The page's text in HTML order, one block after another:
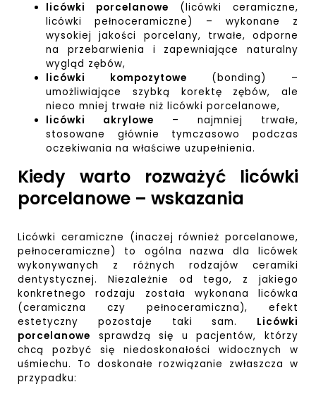
licówki porcelanowe (licówki ceramiczne,
licówki pełnoceramiczne) – wykonane z
wysokiej jakości porcelany, trwałe, odporne
na przebarwienia i zapewniające naturalny
wygląd zębów,
licówki kompozytowe
(bonding ) –
umożliwiające szybką korektę zębów, ale
nieco mniej trwałe niż licówki porcelanowe,
licówki akrylowe – najmniej trwałe,
stosowane głównie tymczasowo podczas
oczekiwania na właściwe uzupełnienia.
Kiedy warto rozważyć licówki
porcelanowe – wskazania
Licówki ceramiczne (inaczej również porcelanowe,
pełnoceramiczne) to ogólna nazwa dla licówek
wykonywanych z różnych rodzajów ceramiki
dentystycznej. Niezależnie od tego, z jakiego
konkretnego rodzaju została wykonana licówka
(ceramiczna czy pełnoceramiczna), efekt
estetyczny pozostaje taki sam. Licówki
porcelanowe sprawdzą się u pacjentów, którzy
chcą pozbyć się niedoskonałości widocznych w
uśmiechu. To doskonałe rozwiązanie zwłaszcza w
przypadku: